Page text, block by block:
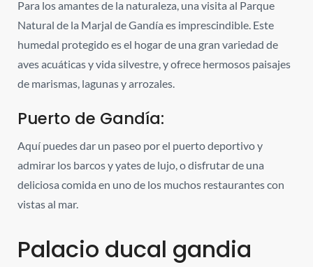
Para los amantes de la naturaleza, una visita al Parque
Natural de la Marjal de Gandía es imprescindible. Este
humedal protegido es el hogar de una gran variedad de
aves acuáticas y vida silvestre, y ofrece hermosos paisajes
de marismas, lagunas y arrozales.
Puerto de Gandía:
Aquí puedes dar un paseo por el puerto deportivo y
admirar los barcos y yates de lujo, o disfrutar de una
deliciosa comida en uno de los muchos restaurantes con
vistas al mar.
Palacio ducal gandia